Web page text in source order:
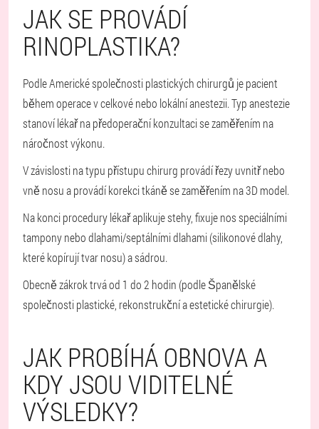
JAK SE PROVÁDÍ
RINOPLASTIKA?
Podle Americké společnosti plastických chirurgů je pacient
během operace v celkové nebo lokální anestezii. Typ anestezie
stanoví lékař na předoperační konzultaci se zaměřením na
náročnost výkonu.
V závislosti na typu přístupu chirurg provádí řezy uvnitř nebo
vně nosu a provádí korekci tkáně se zaměřením na 3D model.
Na konci procedury lékař aplikuje stehy, fixuje nos speciálními
tampony nebo dlahami/septálními dlahami (silikonové dlahy,
které kopírují tvar nosu) a sádrou.
Obecně zákrok trvá od 1 do 2 hodin (podle Španělské
společnosti plastické, rekonstrukční a estetické chirurgie).
JAK PROBÍHÁ OBNOVA A
KDY JSOU VIDITELNÉ
VÝSLEDKY?